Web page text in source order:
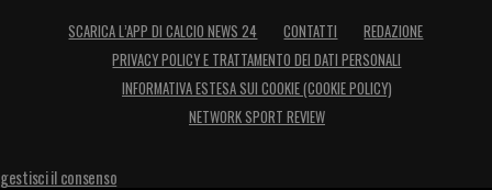
SCARICA L’APP DI CALCIO NEWS 24 CONTATTI
REDAZIONE
PRIVACY POLICY E TRATTAMENTO DEI DATI PERSONALI
INFORMATIVA ESTESA SUI COOKIE (COOKIE POLICY)
NETWORK SPORT REVIEW
gestisci il consenso